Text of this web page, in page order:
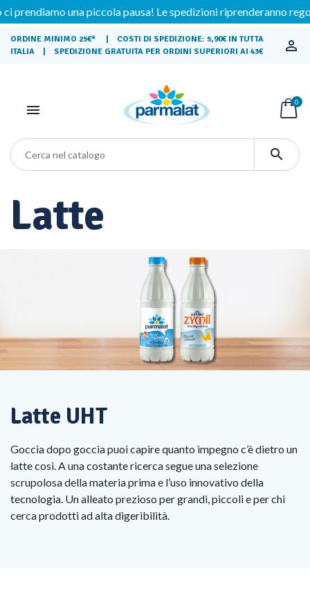
una piccola pausa! Le spedizioni riprenderanno
ORDINE MINIMO 25€* | COSTI DI SPEDIZIONE: 5,90€ IN TUTTA
ITALIA | SPEDIZIONE GRATUITA PER ORDINI SUPERIORI AI 43€



0
Latte
Latte UHT
Goccia dopo goccia puoi capire quanto impegno c’è dietro un
latte così. A una costante ricerca segue una selezione
scrupolosa della materia prima e l’uso innovativo della
tecnologia. Un alleato prezioso per grandi, piccoli e per chi
cerca prodotti ad alta digeribilità.